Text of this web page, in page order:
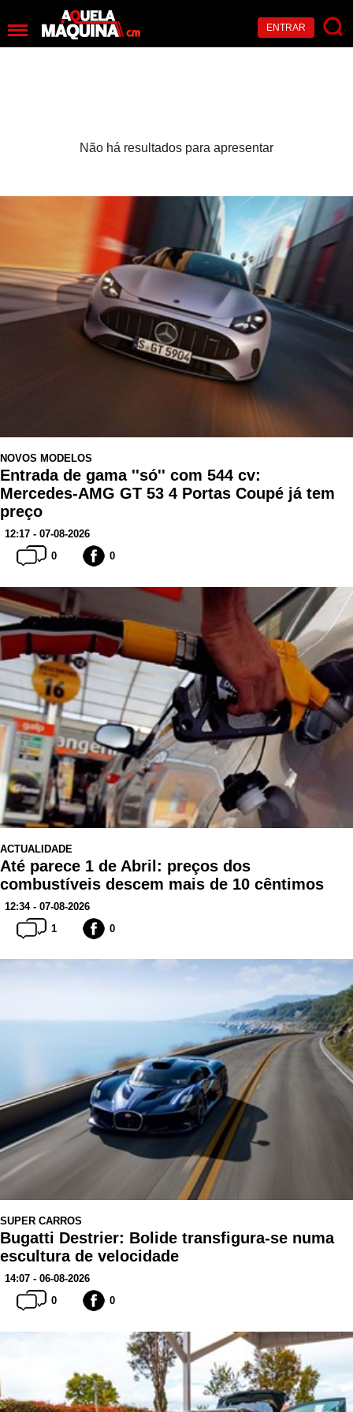
ENTRAR
Não há resultados para apresentar
NOVOS MODELOS
Entrada de gama ''só'' com 544 cv:
Mercedes-AMG GT 53 4 Portas Coupé já tem
preço
12:17 - 07-08-2026
0
0
ACTUALIDADE
Até parece 1 de Abril: preços dos
combustíveis descem mais de 10 cêntimos
12:34 - 07-08-2026
1
0
SUPER CARROS
Bugatti Destrier: Bolide transfigura-se numa
escultura de velocidade
14:07 - 06-08-2026
0
0